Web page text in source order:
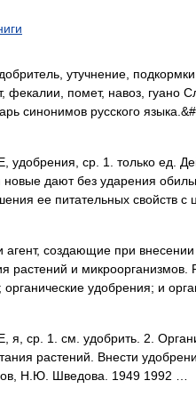
утучнение,
фекалии, помет, навоз, гуано
синонимов русского
ср. 1. только ед.
дают без ударения
ее питательных свойств
создающие при
растений и
удобрения; и
ср. 1. см. удобрить. 2.
растений. Внести
Н.Ю. Шведова. 1949 1992 …